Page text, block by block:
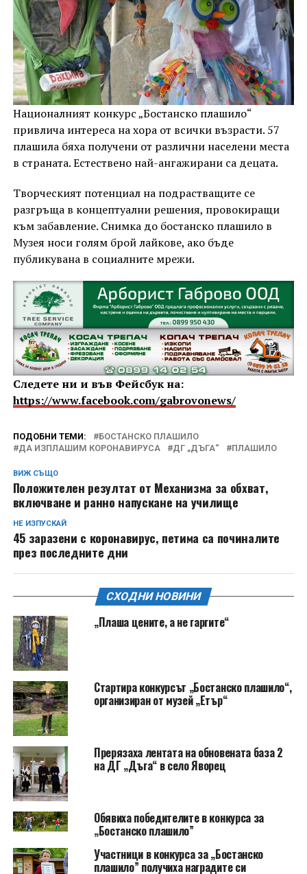
Националният конкурс „Бостанско плашило“
привлича интереса на хора от всички възрасти. 57
плашила бяха получени от различни населени места
в страната. Естествено най-ангажирани са децата.
Творческият потенциал на подрастващите се
разгръща в концептуални решения, провокиращи
към забавление. Снимка до бостанско плашило в
Музея носи голям брой лайкове, ако бъде
публикувана в социалните мрежи.
Следете ни и във Фейсбук на:
https://www.facebook.com/gabrovonews/
ПОДОБНИ ТЕМИ:
БОСТАНСКО ПЛАШИЛО
ДА ИЗПЛАШИМ КОРОНАВИРУСА
ДГ „ДЪГА“ ПЛАШИЛО
ВИЖ СЪЩО
Положителен резултат от Механизма за обхват,
включване и ранно напускане на училище
НЕ ИЗПУСКАЙ
45 заразени с коронавирус, петима са починалите
през последните дни
СХОДНИ НОВИНИ
„Плаша цените, а не гаргите“
Стартира конкурсът „Бостанско плашило“,
организиран от музей „Етър“
Прерязаха лентата на обновената база 2
на ДГ „Дъга“ в село Яворец
Обявиха победителите в конкурса за
„Бостанско плашило”
Участници в конкурса за „Бостанско
плашило” получиха наградите си